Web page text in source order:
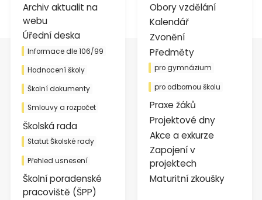
Archiv aktualit na
webu
Úřední deska
Informace dle 106/99
Hodnocení školy
Školní dokumenty
Smlouvy a rozpočet
Školská rada
Statut Školské rady
Přehled usnesení
Školní poradenské
pracoviště (ŠPP)
Obory vzdělání
Kalendář
Zvonění
Předměty
pro gymnázium
pro odbornou školu
Praxe žáků
Projektové dny
Akce a exkurze
Zapojení v
projektech
Maturitní zkoušky